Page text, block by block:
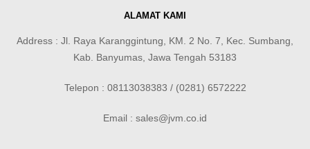
ALAMAT KAMI
Address : Jl. Raya Karanggintung, KM. 2 No. 7, Kec. Sumbang,
Kab. Banyumas, Jawa Tengah 53183
Telepon : 08113038383 / (0281) 6572222
Email : sales@jvm.co.id